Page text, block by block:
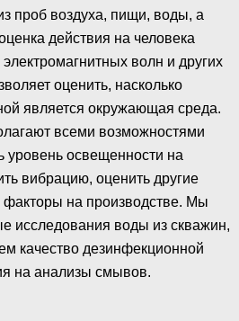
проб воздуха, пищи, воды, а
действия на человека
волн и других
оценить, насколько
является окружающая среда.
всеми возможностями
уровень освещенности на
вибрацию, оценить другие
на производстве. Мы
исследования воды из скважин,
качество дезинфекционной
на анализы смывов.